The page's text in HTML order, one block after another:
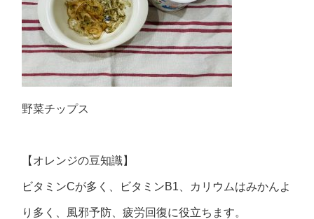
野菜チップス
【オレンジの豆知識】
ビタミンCが多く、ビタミンB1、カリウムはみかんよ
り多く、風邪予防、疲労回復に役立ちます。